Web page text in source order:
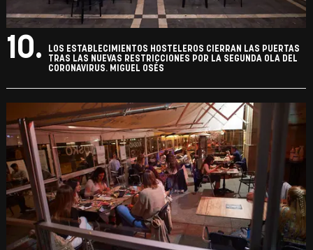
10.
LOS ESTABLECIMIENTOS HOSTELEROS CIERRAN LAS PUERTAS
TRAS LAS NUEVAS RESTRICCIONES POR LA SEGUNDA OLA DEL
CORONAVIRUS. MIGUEL OSÉS